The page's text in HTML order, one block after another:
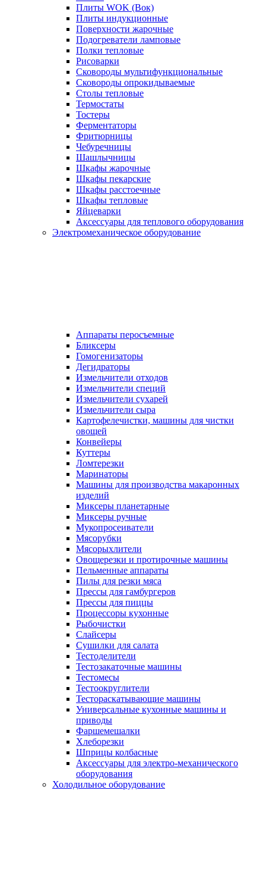
Плиты WOK (Вок)
Плиты индукционные
Поверхности жарочные
Подогреватели ламповые
Полки тепловые
Рисоварки
Сковороды мультифункциональные
Сковороды опрокидываемые
Столы тепловые
Термостаты
Тостеры
Ферментаторы
Фритюрницы
Чебуречницы
Шашлычницы
Шкафы жарочные
Шкафы пекарские
Шкафы расстоечные
Шкафы тепловые
Яйцеварки
Аксессуары для теплового оборудования
Электромеханическое оборудование
Аппараты перосъемные
Бликсеры
Гомогенизаторы
Дегидраторы
Измельчители отходов
Измельчители специй
Измельчители сухарей
Измельчители сыра
Картофелечистки, машины для чистки
овощей
Конвейеры
Куттеры
Ломтерезки
Маринаторы
Машины для производства макаронных
изделий
Миксеры планетарные
Миксеры ручные
Мукопросеиватели
Мясорубки
Мясорыхлители
Овощерезки и протирочные машины
Пельменные аппараты
Пилы для резки мяса
Прессы для гамбургеров
Прессы для пиццы
Процессоры кухонные
Рыбочистки
Слайсеры
Сушилки для салата
Тестоделители
Тестозакаточные машины
Тестомесы
Тестоокруглители
Тестораскатывающие машины
Универсальные кухонные машины и
приводы
Фаршемешалки
Хлеборезки
Шприцы колбасные
Аксессуары для электро-механического
оборудования
Холодильное оборудование